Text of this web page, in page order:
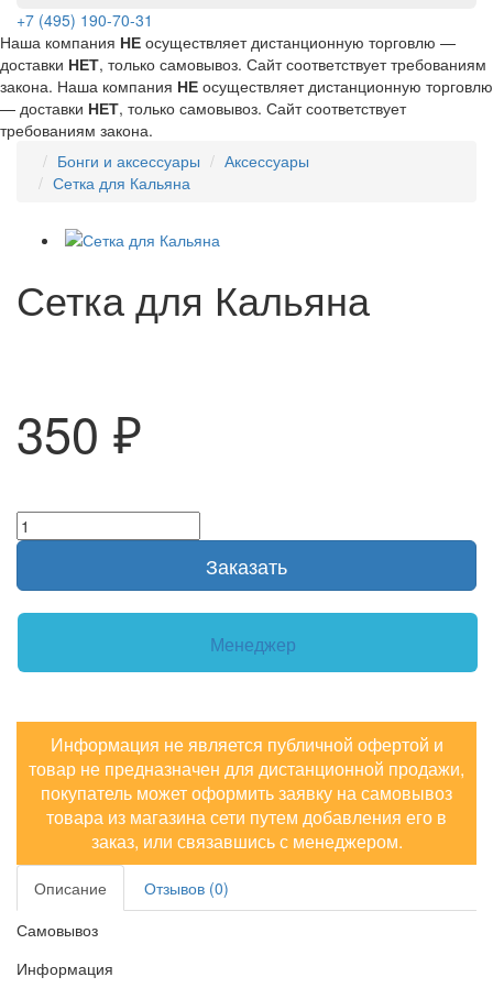
+7 (495) 190-70-31
Наша компания НЕ осуществляет дистанционную торговлю —
доставки НЕТ, только самовывоз. Сайт соответствует требованиям
закона. Наша компания НЕ осуществляет дистанционную торговлю
— доставки НЕТ, только самовывоз. Сайт соответствует
требованиям закона.
Бонги и аксессуары
Аксессуары
Сетка для Кальяна
Сетка для Кальяна
350 ₽
Заказать
Менеджер
Информация не является публичной офертой и
товар не предназначен для дистанционной продажи,
покупатель может оформить заявку на самовывоз
товара из магазина сети путем добавления его в
заказ, или связавшись с менеджером.
Описание
Отзывов (0)
Самовывоз
Информация